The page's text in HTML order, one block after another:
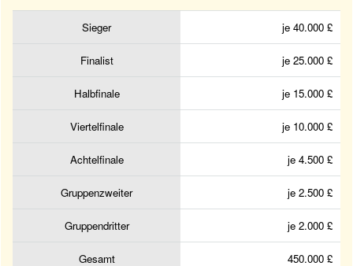
Sieger je 40.000 £
Finalist je 25.000 £
Halbfinale je 15.000 £
Viertelfinale je 10.000 £
Achtelfinale je 4.500 £
Gruppenzweiter je 2.500 £
Gruppendritter je 2.000 £
Gesamt 450.000 £